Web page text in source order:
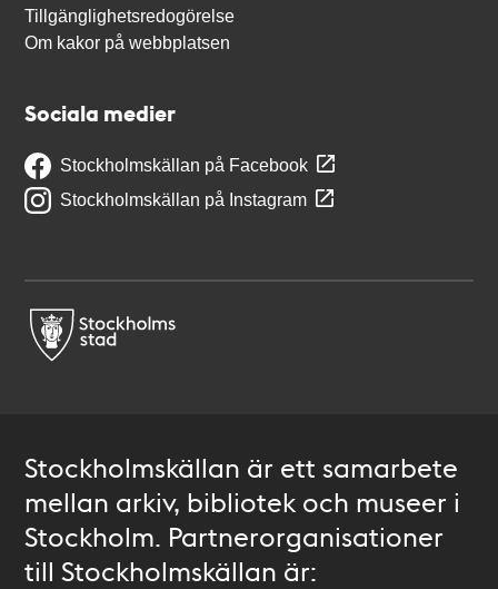
Tillgänglighetsredogörelse
Om kakor på webbplatsen
Sociala medier
Stockholmskällan på Facebook
Stockholmskällan på Instagram
Stockholmskällan är ett samarbete
mellan arkiv, bibliotek och museer i
Stockholm. Partnerorganisationer
till Stockholmskällan är: